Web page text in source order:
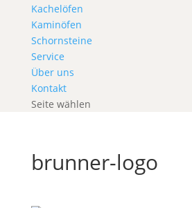
Kachelöfen
Kaminöfen
Schornsteine
Service
Über uns
Kontakt
Seite wählen
brunner-logo